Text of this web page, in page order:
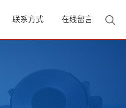
联系方式 在线留言